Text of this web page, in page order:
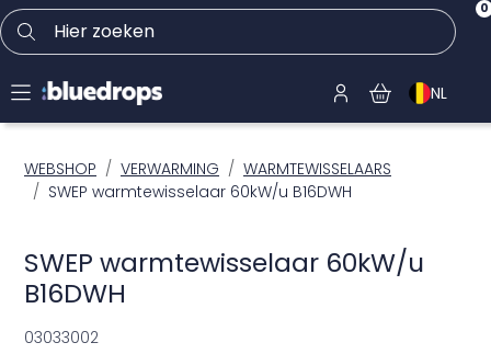
Hier zoeken 0
NL
WEBSHOP VERWARMING
WARMTEWISSELAARS
SWEP warmtewisselaar 60kW/u B16DWH
SWEP warmtewisselaar 60kW/u
B16DWH
03033002